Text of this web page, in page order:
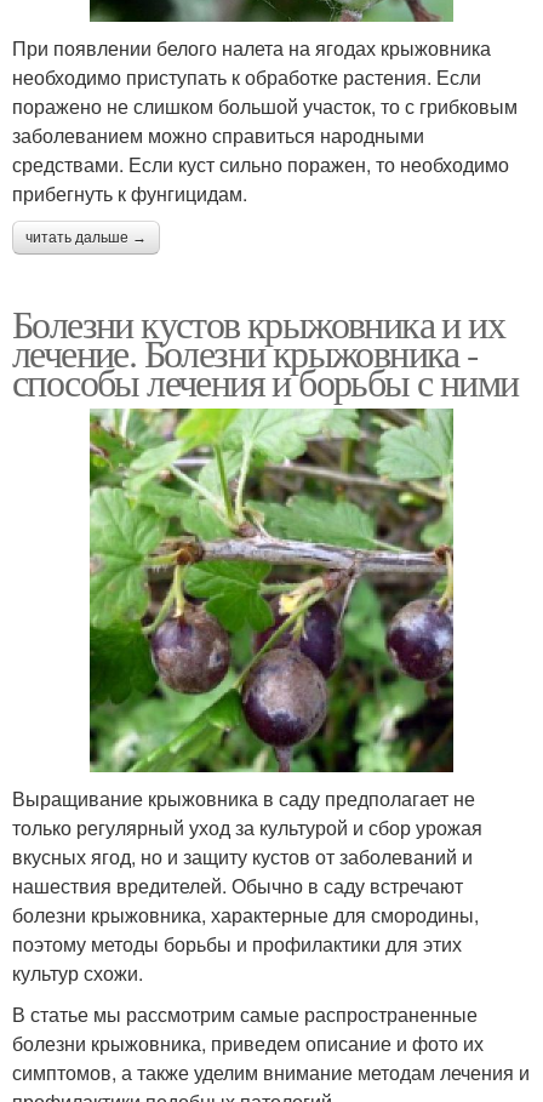
При появлении белого налета на ягодах крыжовника
необходимо приступать к обработке растения. Если
поражено не слишком большой участок, то с грибковым
заболеванием можно справиться народными
средствами. Если куст сильно поражен, то необходимо
прибегнуть к фунгицидам.
читать дальше →
Болезни кустов крыжовника и их
лечение. Болезни крыжовника -
способы лечения и борьбы с ними
Выращивание крыжовника в саду предполагает не
только регулярный уход за культурой и сбор урожая
вкусных ягод, но и защиту кустов от заболеваний и
нашествия вредителей. Обычно в саду встречают
болезни крыжовника, характерные для смородины,
поэтому методы борьбы и профилактики для этих
культур схожи.
В статье мы рассмотрим самые распространенные
болезни крыжовника, приведем описание и фото их
симптомов, а также уделим внимание методам лечения и